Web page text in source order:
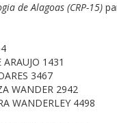
de Alagoas (CRP-15)
1431
3467
WANDER 2942
WANDERLEY 4498